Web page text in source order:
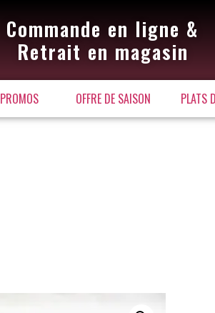
Commande en ligne &
Retrait en magasin
PROMOS OFFRE DE SAISON PLATS